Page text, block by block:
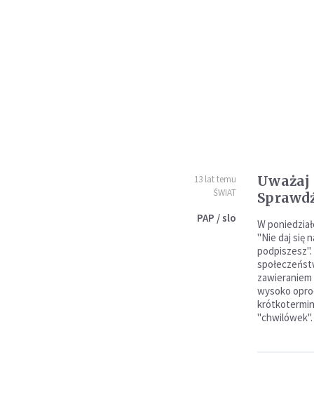
13 lat temu
ŚWIAT
PAP / slo
W
"Nie daj się
wysoko
"chwilówek".